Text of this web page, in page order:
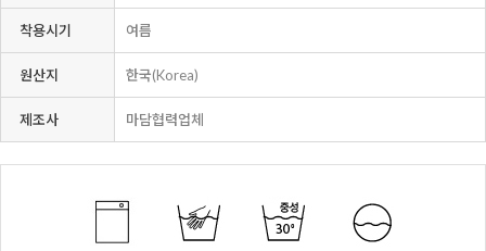
착용시기 여름
원산지 한국(Korea)
제조사 마담협력업체